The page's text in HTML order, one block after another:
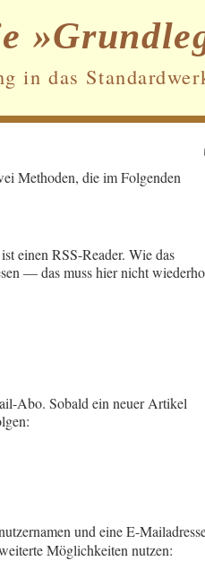
in das
Methoden, die im Folgenden
einen RSS-Reader. Wie das
— das muss hier nicht
Abo. Sobald ein neuer Artikel
und eine E-
Möglichkeiten nutzen: